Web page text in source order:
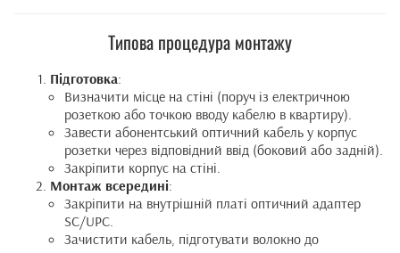
Типова процедура монтажу
Підготовка:
Визначити місце на стіні (поруч із електричною
розеткою або точкою вводу кабелю в квартиру).
Завести абонентський оптичний кабель у корпус
розетки через відповідний ввід (боковий або задній).
Закріпити корпус на стіні.
Монтаж всередині:
Закріпити на внутрішній платі оптичний адаптер
SC/UPC.
Зачистити кабель, підготувати волокно до